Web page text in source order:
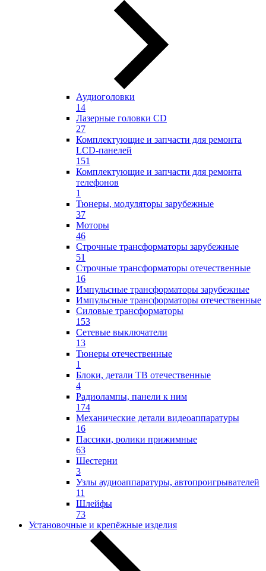
Аудиоголовки
14
Лазерные головки CD
27
Комплектующие и запчасти для ремонта
LCD-панелей
151
Комплектующие и запчасти для ремонта
телефонов
1
Тюнеры, модуляторы зарубежные
37
Моторы
46
Строчные трансформаторы зарубежные
51
Строчные трансформаторы отечественные
16
Импульсные трансформаторы зарубежные
Импульсные трансформаторы отечественные
Силовые трансформаторы
153
Сетевые выключатели
13
Тюнеры отечественные
1
Блоки, детали ТВ отечественные
4
Радиолампы, панели к ним
174
Механические детали видеоаппаратуры
16
Пассики, ролики прижимные
63
Шестерни
3
Узлы аудиоаппаратуры, автопроигрывателей
11
Шлейфы
73
Установочные и крепёжные изделия